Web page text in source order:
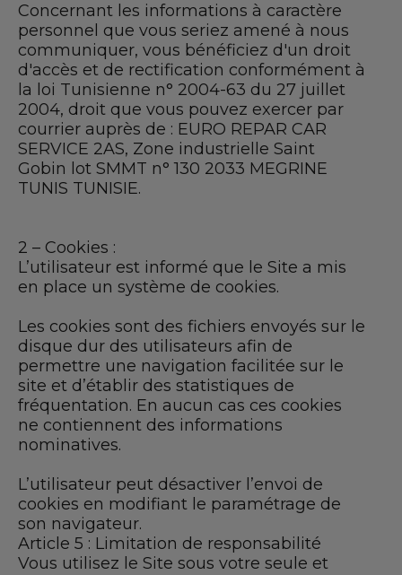
Concernant les informations à caractère
personnel que vous seriez amené à nous
communiquer, vous bénéficiez d'un droit
d'accès et de rectification conformément à
la loi Tunisienne n° 2004-63 du 27 juillet
2004, droit que vous pouvez exercer par
courrier auprès de : EURO REPAR CAR
SERVICE 2AS, Zone industrielle Saint
Gobin lot SMMT n° 130 2033 MEGRINE
TUNIS TUNISIE.
2 – Cookies :
L’utilisateur est informé que le Site a mis
en place un système de cookies.
Les cookies sont des fichiers envoyés sur le
disque dur des utilisateurs afin de
permettre une navigation facilitée sur le
site et d’établir des statistiques de
fréquentation. En aucun cas ces cookies
ne contiennent des informations
nominatives.
L’utilisateur peut désactiver l’envoi de
cookies en modifiant le paramétrage de
son navigateur.
Article 5 : Limitation de responsabilité
Vous utilisez le Site sous votre seule et